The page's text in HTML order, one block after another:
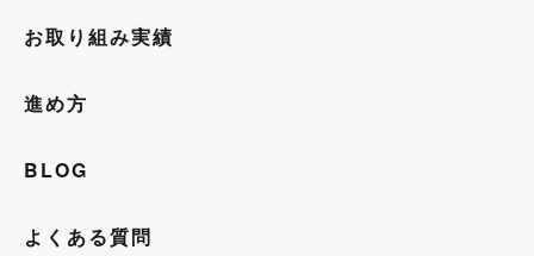
お取り組み実績
進め方
BLOG
よくある質問